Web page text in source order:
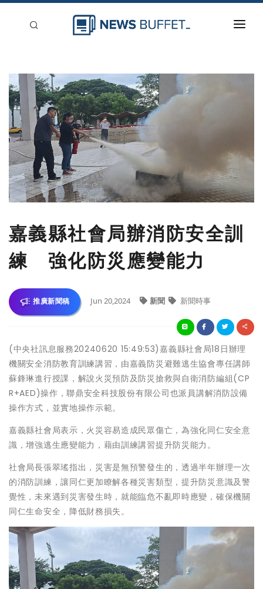
新聞稿分類
登入
刊登
嘉義縣社會局辦消防安全訓
練 強化防災應變能力
推廣新聞稿 Jun 20,2024 新聞 新聞時事
(中央社訊息服務20240620 15:49:53)嘉義縣社會局18日辦理
機關安全消防教育訓練講習，由嘉義防災避難逃生協會專任講師
蘇鋒琳進行授課，解說火災預防及防災搶救與自衛消防編組(CP
R+AED)操作，聯鼎安全科技股份有限公司也派員講解消防設備
操作方式，並實地操作示範。
嘉義縣社會局表示，火災容易造成民眾傷亡，為強化同仁安全意
識，增強逃生應變能力，藉由訓練講習提升防災能力。
社會局長張翠瑤指出，災害是無預警發生的，透過半年辦理一次
的消防訓練，讓同仁更加瞭解各種災害類型，提升防災意識及警
覺性，未來遇到災害發生時，就能臨危不亂即時應變，確保機關
同仁生命安全，降低財務損失。